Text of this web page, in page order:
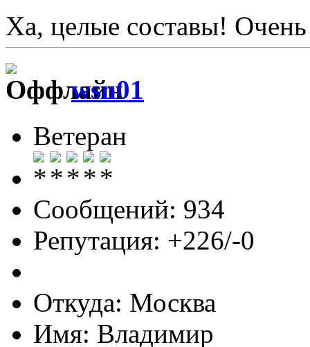
Ха, целые составы!
wsn01
Ветеран
Сообщений: 934
Репутация: +226/-0
Откуда: Москва
Имя: Владимир